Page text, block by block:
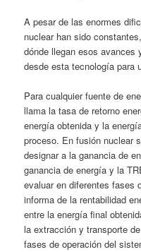
A pesar de las enormes
nuclear han sido
dónde llegan esos avances
desde esta tecnología para
Para cualquier fuente de
llama la tasa de retorno
energía obtenida y la
proceso. En fusión nuclear
designar a la ganancia de
ganancia de energía y la
evaluar en diferentes fases
informa de la rentabilidad
entre la energía final
la extracción y transporte
fases de operación del